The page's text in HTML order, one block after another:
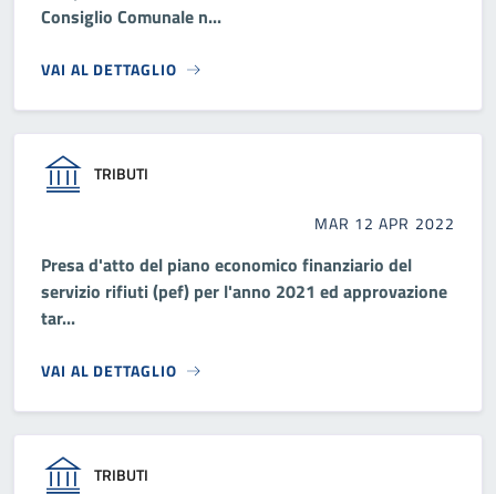
Consiglio Comunale n...
VAI AL DETTAGLIO
TRIBUTI
MAR 12 APR 2022
Presa d'atto del piano economico finanziario del
servizio rifiuti (pef) per l'anno 2021 ed approvazione
tar...
VAI AL DETTAGLIO
TRIBUTI